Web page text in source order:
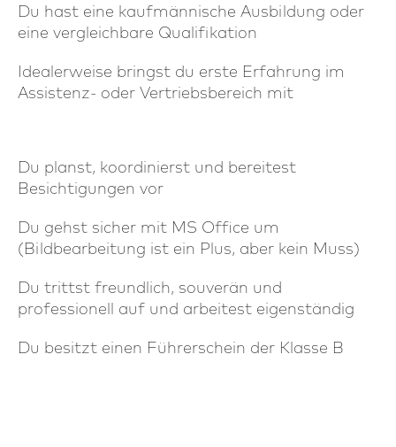
Du hast eine kaufmännische Ausbildung oder
eine vergleichbare Qualifikation
Idealerweise bringst du erste Erfahrung im
Assistenz- oder Vertriebsbereich mit
Du planst, koordinierst und bereitest
Besichtigungen vor
Du gehst sicher mit MS Office um
(Bildbearbeitung ist ein Plus, aber kein Muss)
Du trittst freundlich, souverän und
professionell auf und arbeitest eigenständig
Du besitzt einen Führerschein der Klasse B